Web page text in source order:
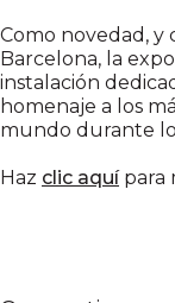
Como novedad, y
Barcelona, la
instalación
homenaje a los
mundo durante
Haz clic aquípara